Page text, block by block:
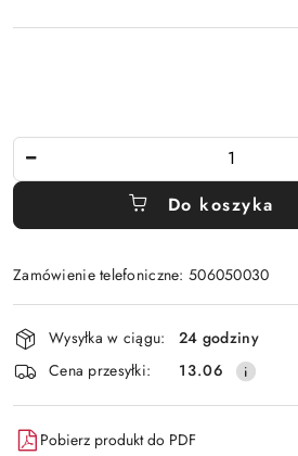
Do koszyka
Zamówienie telefoniczne: 506050030
Wyślij
Dostępność
i
dostawa
Wysyłka w ciągu:
24 godziny
Cena przesyłki:
13.06
Pobierz produkt do PDF